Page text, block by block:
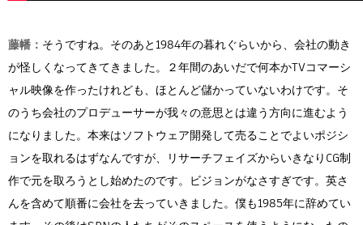
藤幡： そうですね。そのあと1984年の暮れぐらいから、会社の動き
が怪しくなってきてきました。２年間のあいだで何本かTVコマーシ
ャル映像を作ったけれども、ほとんど儲かっていないわけです。そ
のうち会社のプロデューサーが我々の意思とは違う方向に進むよう
になりました。本来はソフトウェア開発して売ることでよいポジシ
ョンを取れるはずなんですが、リサーチフェイズからいきなりCG制
作で元を取ろうとし始めたのです。ビジョンがなさすぎです。英さ
んを含めて順番に会社を去っていきました。僕も1985年に辞めてい